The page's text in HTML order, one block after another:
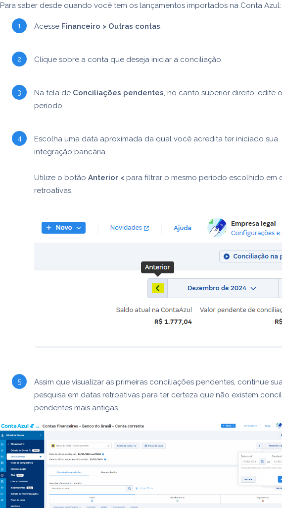
Para saber desde quando você tem os lançamentos importados na Conta Azul:
Acesse Financeiro > Outras contas
Clique sobre a conta que deseja iniciar a conciliação.
Na tela de Conciliações pendentes , no canto superior direito, edite o
período.
Escolha uma data aproximada da qual você acredita ter iniciado sua
integração bancária.
Utilize o botão Anterior < para filtrar o mesmo período escolhido em
retroativas.
Assim que visualizar as primeiras conciliações pendentes, continue
pesquisa em datas retroativas para ter certeza que não existem
pendentes mais antigas.